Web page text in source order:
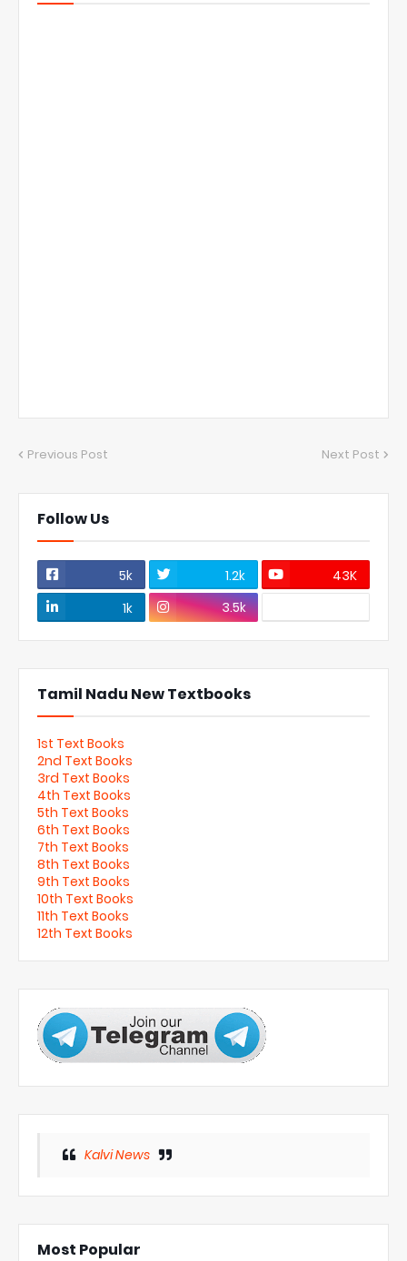
Previous Post Next Post
Follow Us
5k 1.2k
43K
1k
3.5k
Tamil Nadu New Textbooks
1st Text Books
2nd Text Books
3rd Text Books
4th Text Books
5th Text Books
6th Text Books
7th Text Books
8th Text Books
9th Text Books
10th Text Books
11th Text Books
12th Text Books
Kalvi News
Most Popular